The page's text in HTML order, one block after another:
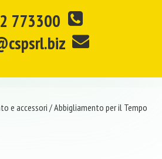
773300
e accessori /Abbigliamento per il Tempo